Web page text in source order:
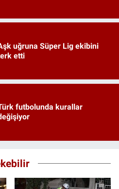
uğruna Süper Lig ekibini
etti
futbolunda kurallar